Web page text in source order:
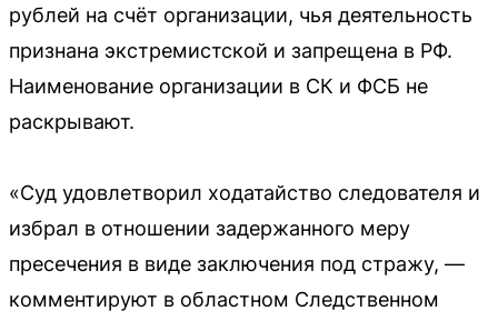
рублей на счёт организации, чья деятельность
признана экстремистской и запрещена в РФ.
Наименование организации в СК и ФСБ не
раскрывают.
«Суд удовлетворил ходатайство следователя и
избрал в отношении задержанного меру
пресечения в виде заключения под стражу, —
комментируют в областном Следственном